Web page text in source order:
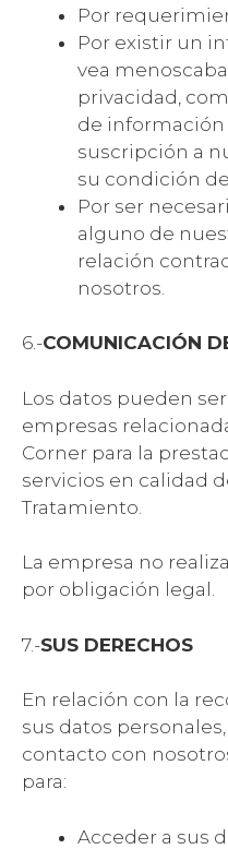
Por
Por existir un
vea
privacidad,
de
suscripción a
su condición
Por ser
alguno de
relación
nosotros.
6.-COMUNICACIÓN
Los datos pueden
empresas
Corner para la
servicios en calidad
Tratamiento.
La empresa no
por obligación legal.
7.-SUS DERECHOS
En relación con la
sus datos
contacto con
para:
Acceder a sus